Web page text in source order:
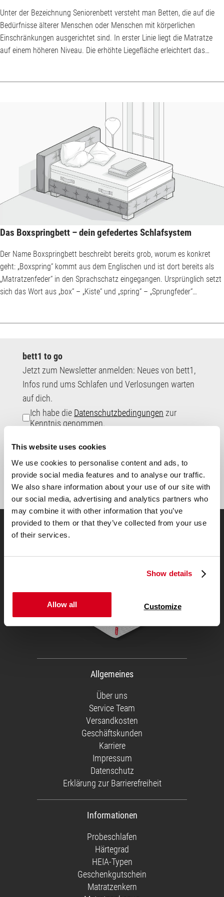
This website uses cookies
We use cookies to personalise content and ads, to
provide social media features and to analyse our traffic.
We also share information about your use of our site with
our social media, advertising and analytics partners who
may combine it with other information that you’ve
provided to them or that they’ve collected from your use
of their services.
Show details
Allow all Customize
Unter der Bezeichnung Seniorenbett versteht man Betten, die auf die
Bedürfnisse älterer Menschen oder Menschen mit körperlichen
Einschränkungen ausgerichtet sind. In erster Linie liegt die Matratze
auf einem höheren Niveau. Die erhöhte Liegefläche erleichtert das
Das Boxspringbett – dein gefedertes Schlafsystem
Der Name Boxspringbett beschreibt bereits grob, worum es konkret
geht: „Boxspring“ kommt aus dem Englischen und ist dort bereits als
„Matratzenfeder“ in den Sprachschatz eingegangen. Ursprünglich setzt
sich das Wort aus „box“ – „Kiste“ und „spring“ – „Sprungfeder“
bett1 to go
Jetzt zum Newsletter anmelden: Neues von bett1,
Infos rund ums Schlafen und Verlosungen warten
auf dich.
Ich habe die Datenschutzbedingungen zur
Kenntnis genommen.
Mail-
Abonnieren
Allgemeines
Über uns
Service Team
Versandkosten
Geschäftskunden
Karriere
Impressum
Datenschutz
Erklärung zur Barrierefreiheit
Informationen
Probeschlafen
Härtegrad
HEIA-Typen
Geschenkgutschein
Matratzenkern